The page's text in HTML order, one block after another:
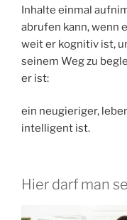
Inhalte einmal
abrufen kann, wenn
weit er kognitiv ist,
seinem Weg zu
er ist:
ein neugieriger,
intelligent ist.
Hier darf man